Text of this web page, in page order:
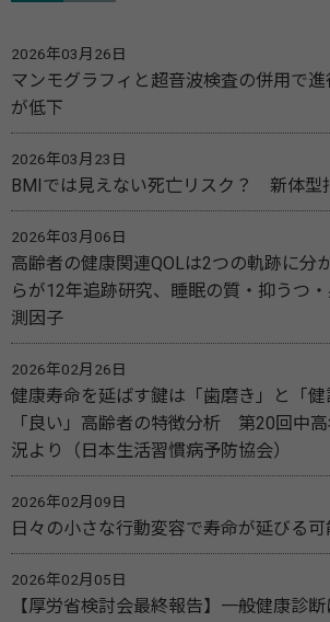
2026年03月26日
マンモグラフィと超音波検査の併用で
が低下
2026年03月23日
BMIでは見えない死亡リスク？ 新体型
2026年03月06日
高齢者の健康関連QOLは2つの軌跡に
らが12年追跡研究、睡眠の質・抑うつ
測因子
2026年02月26日
健康寿命を延ばす鍵は「歯磨き」と「
「良い」高齢者の特徴分析 第20回中
況より（日本生活習慣病予防協会）
2026年02月09日
日々の小さな行動変容で寿命が延びる可
2026年02月05日
【厚労省検討会最終報告】一般健康診